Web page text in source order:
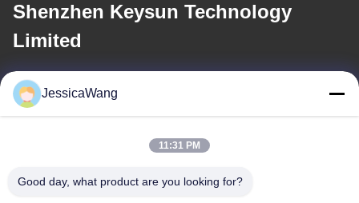
Shenzhen Keysun Technology
Limited
ई-मेल
power06@szzhpower.com
हमारा पता
JessicaWang
11:31 PM
Good day, what product are you looking for?